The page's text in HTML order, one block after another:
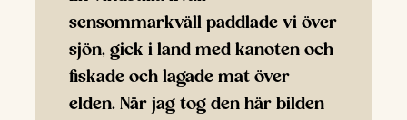
sensommarkväll paddlade vi över
sjön, gick i land med kanoten och
fiskade och lagade mat över
elden. När jag tog den här bilden